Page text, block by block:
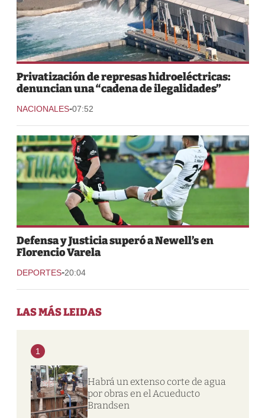
Privatización de represas hidroeléctricas:
denuncian una “cadena de ilegalidades”
NACIONALES-07:52
Defensa y Justicia superó a Newell’s en
Florencio Varela
DEPORTES-20:04
LAS MÁS LEIDAS
1
Habrá un extenso corte de agua
por obras en el Acueducto
Brandsen